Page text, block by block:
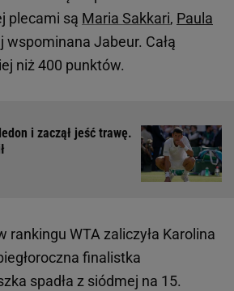
plecami są Maria Sakkari, Paula
wspominana Jabeur. Całą
niż 400 punktów.
i zaczął jeść trawę.
rankingu WTA zaliczyła Karolina
finalistka
spadła z siódmej na 15.